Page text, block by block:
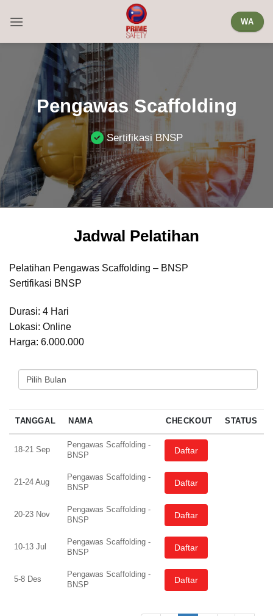
WA
Pengawas Scaffolding
Sertifikasi BNSP
Jadwal Pelatihan
Pelatihan Pengawas Scaffolding – BNSP
Sertifikasi BNSP
Durasi: 4 Hari
Lokasi: Online
Harga: 6.000.000
PILIH BULAN
TANGGAL NAMA CHECKOUT STATUS
18-21 Sep
Pengawas Scaffolding -
BNSP
Daftar
21-24 Aug
Pengawas Scaffolding -
BNSP
Daftar
20-23 Nov
Pengawas Scaffolding -
BNSP
Daftar
10-13 Jul
Pengawas Scaffolding -
BNSP
Daftar
5-8 Des
Pengawas Scaffolding -
BNSP
Daftar